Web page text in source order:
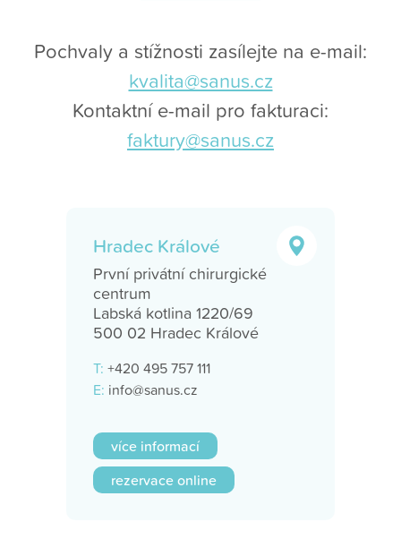
Pochvaly a stížnosti zasílejte na e-mail:
kvalita@sanus.cz
Kontaktní e-mail pro fakturaci:
faktury@sanus.cz
Hradec Králové
První privátní chirurgické
centrum
Labská kotlina 1220/69
500 02 Hradec Králové
T: +420 495 757 111
E: info@sanus.cz
více informací
rezervace online